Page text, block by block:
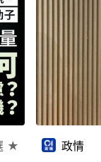
★ 政情